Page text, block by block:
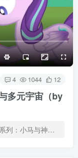
满屏
3/4
25px
极快
适中
发送
4 1044 12
多元宇宙（by
马与神器(Pony and Magical Artifact)